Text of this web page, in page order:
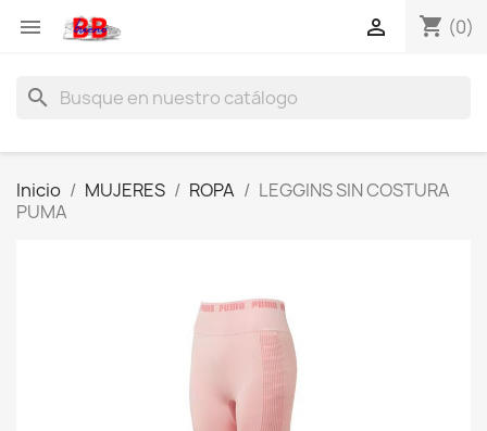
 shopping_cart (0)

search
Inicio MUJERES ROPA
LEGGINS SIN COSTURA
PUMA